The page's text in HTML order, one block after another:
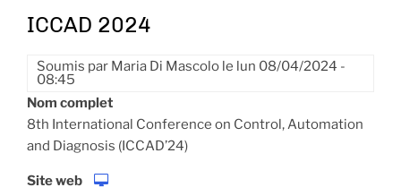
ICCAD 2024
Soumis par Maria Di Mascolo le lun 08/04/2024 -
08:45
Nom complet
8th International Conference on Control, Automation
and Diagnosis (ICCAD’24)
Site web